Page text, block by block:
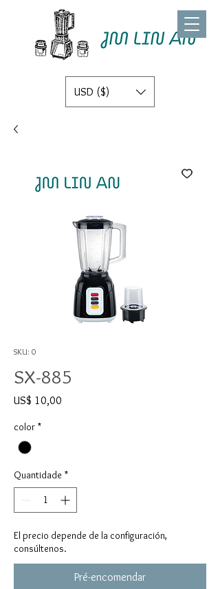
USD ($)
SKU: 0
SX-885
US$ 10,00
color *
Quantidade *
El precio depende de la configuración,
consúltenos.
Pré-encomendar